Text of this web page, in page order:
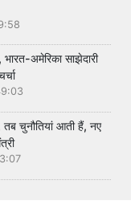
अमेरिका साझेदारी
चुनौतियां आती हैं, नए